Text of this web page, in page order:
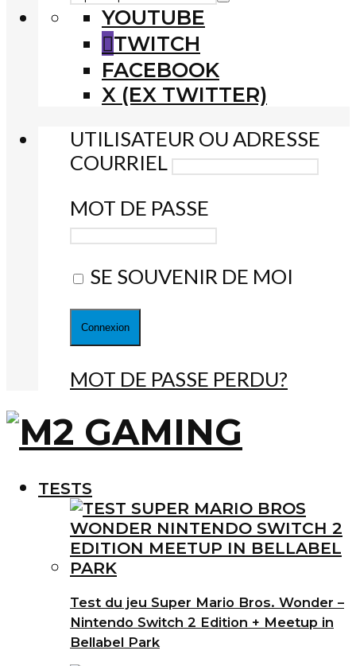
YOUTUBE
TWITCH
FACEBOOK
X (EX TWITTER)
UTILISATEUR OU ADRESSE
COURRIEL
MOT DE PASSE
SE SOUVENIR DE MOI
MOT DE PASSE PERDU?
TESTS
Test du jeu Super Mario Bros. Wonder –
Nintendo Switch 2 Edition + Meetup in
Bellabel Park